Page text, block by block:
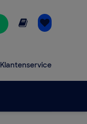
Online lezen
Klantenservice